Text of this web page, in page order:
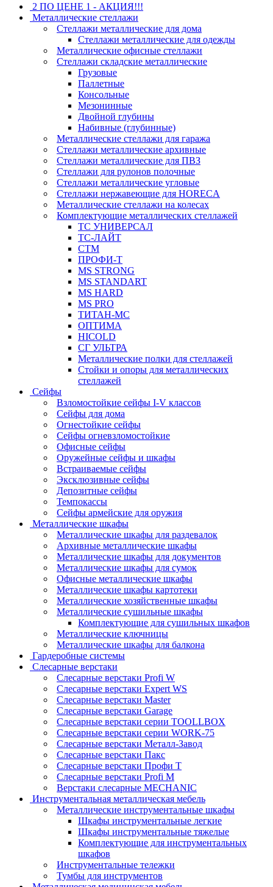
2 ПО ЦЕНЕ 1 - АКЦИЯ!!!
Металлические стеллажи
Стеллажи металлические для дома
Стеллажи металлические для одежды
Металлические офисные стеллажи
Стеллажи складские металлические
Грузовые
Паллетные
Консольные
Мезонинные
Двойной глубины
Набивные (глубинные)
Металлические стеллажи для гаража
Стеллажи металлические архивные
Стеллажи металлические для ПВЗ
Стеллажи для рулонов полочные
Стеллажи металлические угловые
Стеллажи нержавеющие для HORECA
Металлические стеллажи на колесах
Комплектующие металлических стеллажей
ТС УНИВЕРСАЛ
ТС-ЛАЙТ
СТМ
ПРОФИ-Т
MS STRONG
MS STANDART
MS HARD
MS PRO
ТИТАН-МС
ОПТИМА
HICOLD
СГ УЛЬТРА
Металлические полки для стеллажей
Стойки и опоры для металлических
стеллажей
Сейфы
Взломостойкие сейфы I-V классов
Сейфы для дома
Огнестойкие сейфы
Сейфы огневзломостойкие
Офисные сейфы
Оружейные сейфы и шкафы
Встраиваемые сейфы
Эксклюзивные сейфы
Депозитные сейфы
Темпокассы
Сейфы армейские для оружия
Металлические шкафы
Металлические шкафы для раздевалок
Архивные металлические шкафы
Металлические шкафы для документов
Металлические шкафы для сумок
Офисные металлические шкафы
Металлические шкафы картотеки
Металлические хозяйственные шкафы
Металлические сушильные шкафы
Комплектующие для сушильных шкафов
Металлические ключницы
Металлические шкафы для балкона
Гардеробные системы
Слесарные верстаки
Слесарные верстаки Profi W
Слесарные верстаки Expert WS
Слесарные верстаки Master
Слесарные верстаки Garage
Слесарные верстаки серии TOOLLBOX
Слесарные верстаки серии WORK-75
Слесарные верстаки Металл-Завод
Слесарные верстаки Пакс
Слесарные верстаки Профи Т
Слесарные верстаки Profi M
Верстаки слесарные MECHANIC
Инструментальная металлическая мебель
Металлические инструментальные шкафы
Шкафы инструментальные легкие
Шкафы инструментальные тяжелые
Комплектующие для инструментальных
шкафов
Инструментальные тележки
Тумбы для инструментов